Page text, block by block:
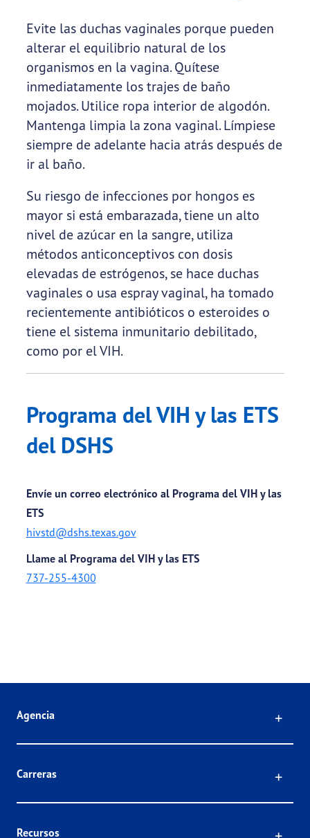
Evite las duchas vaginales porque pueden
alterar el equilibrio natural de los
organismos en la vagina. Quítese
inmediatamente los trajes de baño
mojados. Utilice ropa interior de algodón.
Mantenga limpia la zona vaginal. Límpiese
siempre de adelante hacia atrás después de
ir al baño.
Su riesgo de infecciones por hongos es
mayor si está embarazada, tiene un alto
nivel de azúcar en la sangre, utiliza
métodos anticonceptivos con dosis
elevadas de estrógenos, se hace duchas
vaginales o usa espray vaginal, ha tomado
recientemente antibióticos o esteroides o
tiene el sistema inmunitario debilitado,
como por el VIH.
Programa del VIH y las ETS
del DSHS
Envíe un correo electrónico al Programa del VIH y las
ETS
hivstd@dshs.texas.gov
Llame al Programa del VIH y las ETS
737-255-4300
Agencia
Carreras
Recursos